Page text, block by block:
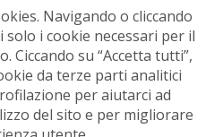
Navigando o cliccando
solo i cookie necessari per il
Ciccando su “Accetta tutti”,
da terze parti analitici
per aiutarci ad
del sito e per migliorare